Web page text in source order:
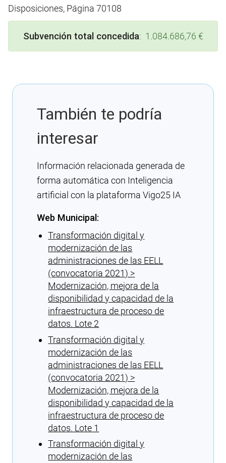
Disposiciones, Página 70108
Subvención total concedida: 1.084.686,76 €
También te podría
interesar
Información relacionada generada de
forma automática con Inteligencia
artificial con la plataforma Vigo25 IA
Web Municipal:
Transformación digital y
modernización de las
administraciones de las EELL
(convocatoria 2021) >
Modernización, mejora de la
disponibilidad y capacidad de la
infraestructura de proceso de
datos. Lote 2
Transformación digital y
modernización de las
administraciones de las EELL
(convocatoria 2021) >
Modernización, mejora de la
disponibilidad y capacidad de la
infraestructura de proceso de
datos. Lote 1
Transformación digital y
modernización de las